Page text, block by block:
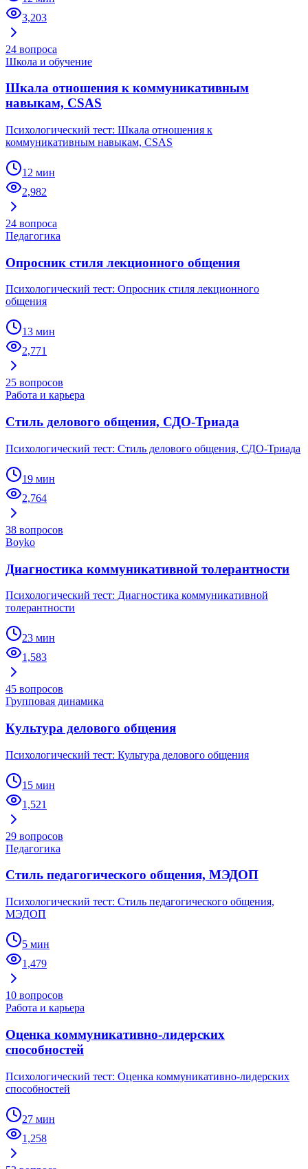
3,203
24 вопроса
Школа и обучение
Шкала отношения к коммуникативным
навыкам, CSAS
Психологический тест: Шкала отношения к
коммуникативным навыкам, CSAS
12 мин
2,982
24 вопроса
Педагогика
Опросник стиля лекционного общения
Психологический тест: Опросник стиля лекционного
общения
13 мин
2,771
25 вопросов
Работа и карьера
Стиль делового общения, СДО-Триада
Психологический тест: Стиль делового общения, СДО-Триада
19 мин
2,764
38 вопросов
Boyko
Диагностика коммуникативной толерантности
Психологический тест: Диагностика коммуникативной
толерантности
23 мин
1,583
45 вопросов
Групповая динамика
Культура делового общения
Психологический тест: Культура делового общения
15 мин
1,521
29 вопросов
Педагогика
Стиль педагогического общения, МЭДОП
Психологический тест: Стиль педагогического общения,
МЭДОП
5 мин
1,479
10 вопросов
Работа и карьера
Оценка коммуникативно-лидерских
способностей
Психологический тест: Оценка коммуникативно-лидерских
способностей
27 мин
1,258